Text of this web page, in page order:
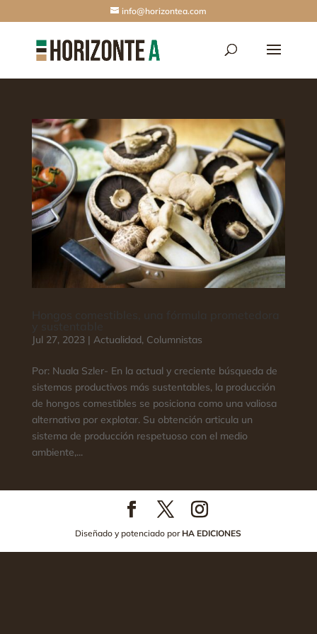
info@horizontea.com
Jul 27, 2023| Actualidad, Columnistas
Por: Nuala Szler- En la actual y creciente búsqueda de
sistemas productivos más sustentables, la producción
de hongos comestibles se posiciona como una valiosa
alternativa por explotar. Su obtención articula un
sistema de producción respetuoso con el medio
ambiente,...
Diseñado y potenciado por HA EDICIONES